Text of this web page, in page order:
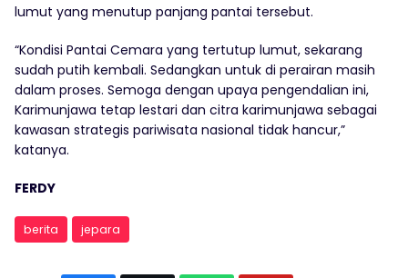
lumut yang menutup panjang pantai tersebut.
“Kondisi Pantai Cemara yang tertutup lumut, sekarang
sudah putih kembali. Sedangkan untuk di perairan masih
dalam proses. Semoga dengan upaya pengendalian ini,
Karimunjawa tetap lestari dan citra karimunjawa sebagai
kawasan strategis pariwisata nasional tidak hancur,”
katanya.
FERDY
berita jepara